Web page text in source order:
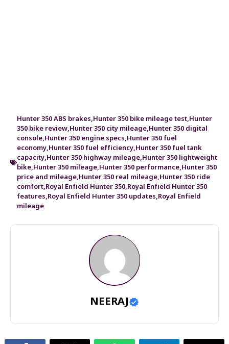
Hunter 350 ABS brakes,Hunter 350 bike mileage test,Hunter
350 bike review,Hunter 350 city mileage,Hunter 350 digital
console,Hunter 350 engine specs,Hunter 350 fuel
economy,Hunter 350 fuel efficiency,Hunter 350 fuel tank
capacity,Hunter 350 highway mileage,Hunter 350 lightweight
bike,Hunter 350 mileage,Hunter 350 performance,Hunter 350
price and mileage,Hunter 350 real mileage,Hunter 350 ride
comfort,Royal Enfield Hunter 350,Royal Enfield Hunter 350
features,Royal Enfield Hunter 350 updates,Royal Enfield
mileage
NEERAJ